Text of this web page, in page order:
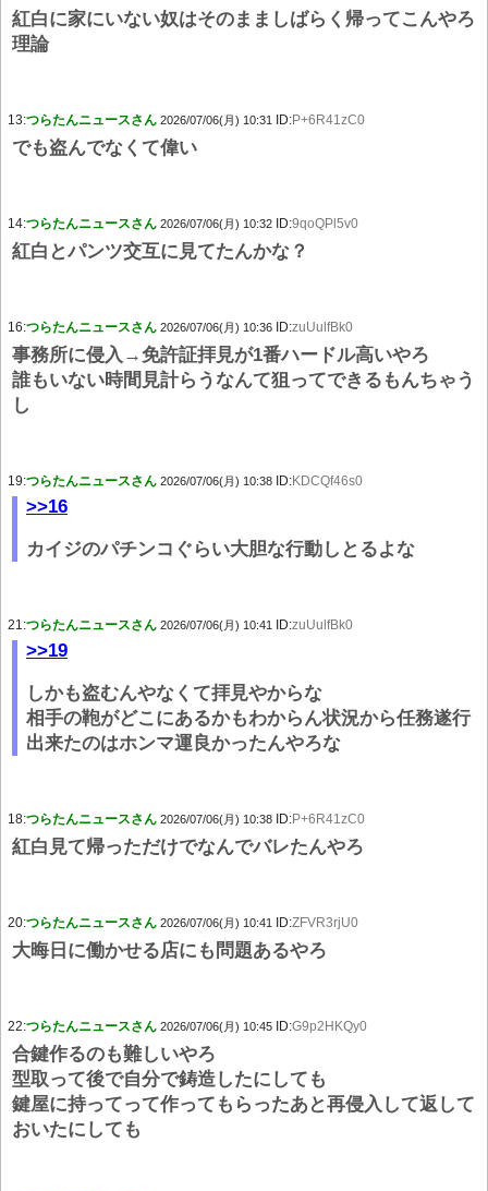
紅白に家にいない奴はそのまましばらく帰ってこんやろ
理論
13:つらたんニュースさん 2026/07/06(月) 10:31 ID:P+6R41zC0
でも盗んでなくて偉い
14:つらたんニュースさん 2026/07/06(月) 10:32 ID:9qoQPl5v0
紅白とパンツ交互に見てたんかな？
16:つらたんニュースさん 2026/07/06(月) 10:36 ID:zuUulfBk0
事務所に侵入→免許証拝見が1番ハードル高いやろ
誰もいない時間見計らうなんて狙ってできるもんちゃう
し
19:つらたんニュースさん 2026/07/06(月) 10:38 ID:KDCQf46s0
>>16
カイジのパチンコぐらい大胆な行動しとるよな
21:つらたんニュースさん 2026/07/06(月) 10:41 ID:zuUulfBk0
>>19
しかも盗むんやなくて拝見やからな
相手の鞄がどこにあるかもわからん状況から任務遂行
出来たのはホンマ運良かったんやろな
18:つらたんニュースさん 2026/07/06(月) 10:38 ID:P+6R41zC0
紅白見て帰っただけでなんでバレたんやろ
20:つらたんニュースさん 2026/07/06(月) 10:41 ID:ZFVR3rjU0
大晦日に働かせる店にも問題あるやろ
22:つらたんニュースさん 2026/07/06(月) 10:45 ID:G9p2HKQy0
合鍵作るのも難しいやろ
型取って後で自分で鋳造したにしても
鍵屋に持ってって作ってもらったあと再侵入して返して
おいたにしても